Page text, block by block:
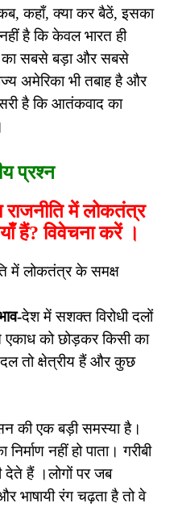
कहाँ, क्या कर बैठें, इसका
है कि केवल भारत ही
का सबसे बड़ा और सबसे
अमेरिका भी तबाह है और
है कि आतंकवाद का
प्रश्न
राजनीति में लोकतंत्र
हैं? विवेचना करें ।
में लोकतंत्र के समक्ष
देश में सशक्त विरोधी दलों
को छोड़कर किसी का
तो क्षेत्रीय हैं और कुछ
की एक बड़ी समस्या है।
नहीं हो पाता। गरीबी
हैं ।लोगों पर जब
भाषायी रंग चढ़ता है तो वे